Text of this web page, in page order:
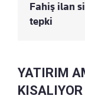
Fahiş ilan
tepki
YATIRIM
KISALIYOR